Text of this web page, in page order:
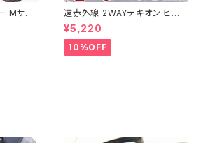
Mサイ
房グッ
あたた
温 保
遠赤外線 2WAYテキオン ヒータ
ー 角型 Ｍサイズ(チワワ 小型犬
ペット グッズ 暖房 保温 ヒータ
ー 犬用品 送料無料)
¥5,220
10%OFF